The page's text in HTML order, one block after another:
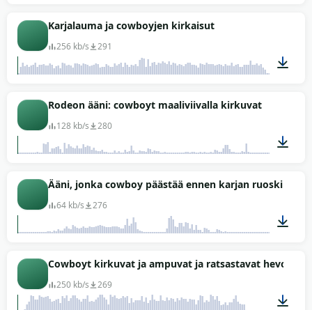
Karjalauma ja cowboyjen kirkaisut
256 kb/s 291
Rodeon ääni: cowboyt maaliviivalla kirkuvat
128 kb/s 280
00:29
Ääni, jonka cowboy päästää ennen karjan ruoskimista
64 kb/s 276
00:02
Cowboyt kirkuvat ja ampuvat ja ratsastavat hevosen
250 kb/s 269